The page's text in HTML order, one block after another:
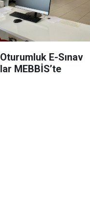
E-Sınav
MEBBİS’te